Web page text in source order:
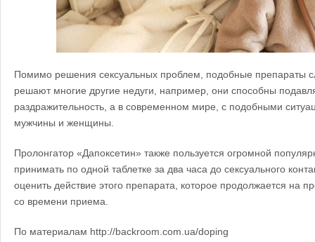
Помимо решения сексуальных проблем, подобные препараты
решают многие другие недуги, например, они способны
раздражительность, а в современном мире, с подобными
мужчины и женщины.
Пролонгатор «Дапоксетин» также пользуется огромной
принимать по одной таблетке за два часа до сексуального
оценить действие этого препарата, которое продолжается на
со времени приема.
По материалам http://backroom.com.ua/doping